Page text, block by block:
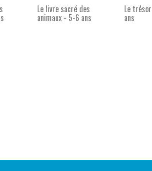
Le livre sacré des
animaux - 5-6 ans
Le
ans